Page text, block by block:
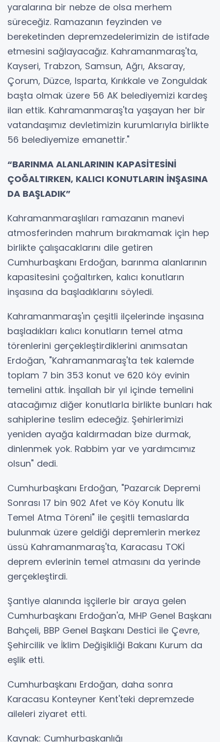
yaralarına bir nebze de olsa merhem
süreceğiz. Ramazanın feyzinden ve
bereketinden depremzedelerimizin de istifade
etmesini sağlayacağız. Kahramanmaraş'ta,
Kayseri, Trabzon, Samsun, Ağrı, Aksaray,
Çorum, Düzce, Isparta, Kırıkkale ve Zonguldak
başta olmak üzere 56 AK belediyemizi kardeş
ilan ettik. Kahramanmaraş'ta yaşayan her bir
vatandaşımız devletimizin kurumlarıyla birlikte
56 belediyemize emanettir."
“BARINMA ALANLARININ KAPASİTESİNİ
ÇOĞALTIRKEN, KALICI KONUTLARIN İNŞASINA
DA BAŞLADIK”
Kahramanmaraşlıları ramazanın manevi
atmosferinden mahrum bırakmamak için hep
birlikte çalışacaklarını dile getiren
Cumhurbaşkanı Erdoğan, barınma alanlarının
kapasitesini çoğaltırken, kalıcı konutların
inşasına da başladıklarını söyledi.
Kahramanmaraş'ın çeşitli ilçelerinde inşasına
başladıkları kalıcı konutların temel atma
törenlerini gerçekleştirdiklerini anımsatan
Erdoğan, "Kahramanmaraş'ta tek kalemde
toplam 7 bin 353 konut ve 620 köy evinin
temelini attık. İnşallah bir yıl içinde temelini
atacağımız diğer konutlarla birlikte bunları hak
sahiplerine teslim edeceğiz. Şehirlerimizi
yeniden ayağa kaldırmadan bize durmak,
dinlenmek yok. Rabbim yar ve yardımcımız
olsun" dedi.
Cumhurbaşkanı Erdoğan, "Pazarcık Depremi
Sonrası 17 bin 902 Afet ve Köy Konutu İlk
Temel Atma Töreni" ile çeşitli temaslarda
bulunmak üzere geldiği depremlerin merkez
üssü Kahramanmaraş'ta, Karacasu TOKİ
deprem evlerinin temel atmasını da yerinde
gerçekleştirdi.
Şantiye alanında işçilerle bir araya gelen
Cumhurbaşkanı Erdoğan'a, MHP Genel Başkanı
Bahçeli, BBP Genel Başkanı Destici ile Çevre,
Şehircilik ve İklim Değişikliği Bakanı Kurum da
eşlik etti.
Cumhurbaşkanı Erdoğan, daha sonra
Karacasu Konteyner Kent'teki depremzede
aileleri ziyaret etti.
Kaynak: Cumhurbaşkanlığı